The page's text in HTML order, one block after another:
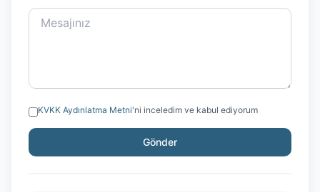
KVKK Aydınlatma Metni'ni inceledim ve kabul ediyorum
Gönder